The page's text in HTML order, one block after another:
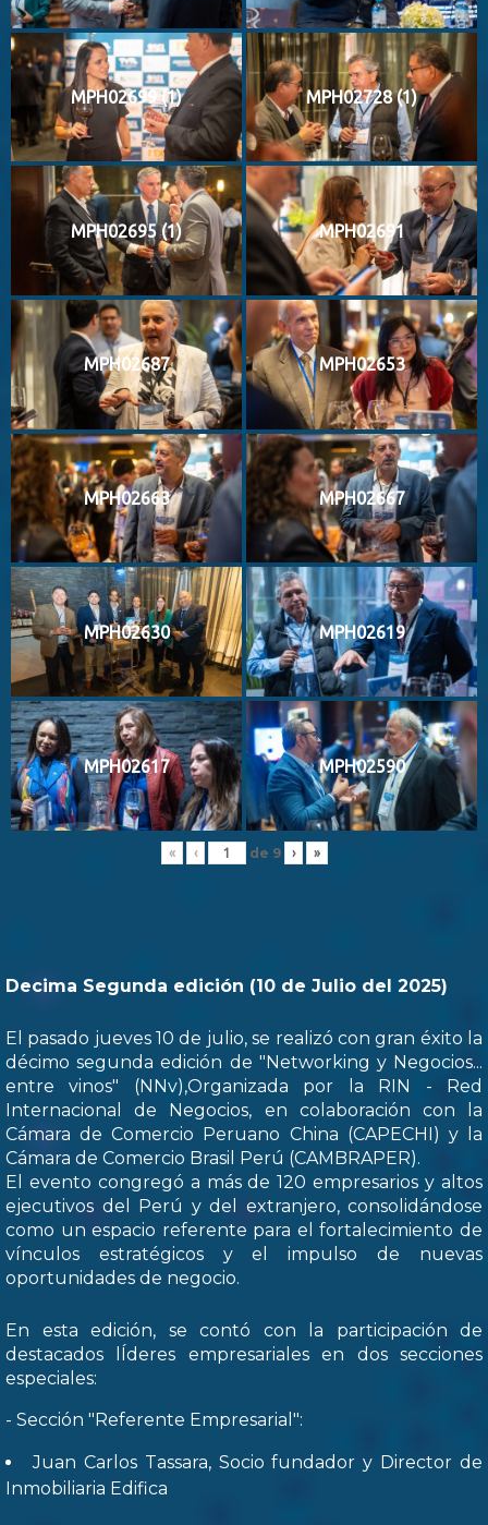
MPH02699 (1) MPH02728 (1)
MPH02695 (1) MPH02691
MPH02687 MPH02653
MPH02663 MPH02667
MPH02630 MPH02619
MPH02617 MPH02590
« ‹ de 9 › »
Decima Segunda edición (10 de Julio del 2025)
El pasado jueves 10 de julio, se realizó con gran éxito la
décimo segunda edición de "Networking y Negocios...
entre vinos" (NNv),Organizada por la RIN - Red
Internacional de Negocios, en colaboración con la
Cámara de Comercio Peruano China (CAPECHI) y la
Cámara de Comercio Brasil Perú (CAMBRAPER).
El evento congregó a más de 120 empresarios y altos
ejecutivos del Perú y del extranjero, consolidándose
como un espacio referente para el fortalecimiento de
vínculos estratégicos y el impulso de nuevas
oportunidades de negocio.
En esta edición, se contó con la participación de
destacados lÍderes empresariales en dos secciones
especiales:
- Sección "Referente Empresarial":
Juan Carlos Tassara, Socio fundador y Director de
Inmobiliaria Edifica